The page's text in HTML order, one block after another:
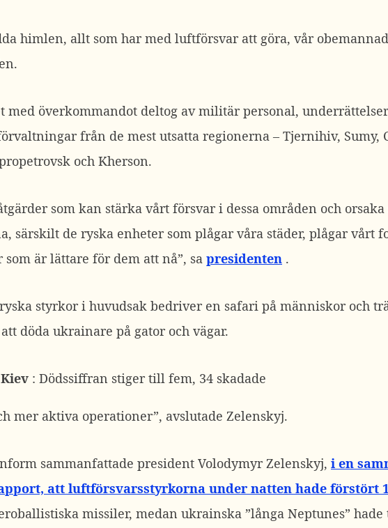
himlen, allt som har med luftförsvar att göra, vår
med överkommandot deltog av militär personal,
från de mest utsatta regionerna – Tjernihiv, Sumy,
och Kherson.
som kan stärka vårt försvar i dessa områden och orsaka
särskilt de ryska enheter som plågar våra städer, plågar vårt
är lättare för dem att nå”, sa presidenten .
styrkor i huvudsak bedriver en safari på människor och
döda ukrainare på gator och vägar.
Kiev : Dödssiffran stiger till fem, 34 skadade
mer aktiva operationer”, avslutade Zelenskyj.
sammanfattade president Volodymyr Zelenskyj, i en
att luftförsvarsstyrkorna under natten hade förstört
missiler, medan ukrainska ”långa Neptunes”